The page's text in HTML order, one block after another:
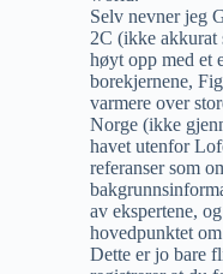
Selv nevner jeg
2C (ikke akkurat
høyt opp med et
borekjernene,
varmere over
Norge (ikke
havet utenfor
referanser som
av ekspertene,
hovedpunktet
Dette er jo bare